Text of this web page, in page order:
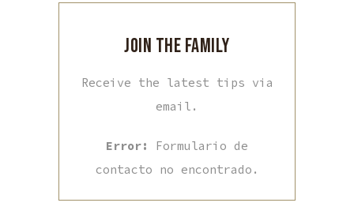
JOIN THE FAMILY
Receive the latest tips via
email.
Error:
Formulario de
contacto no encontrado.